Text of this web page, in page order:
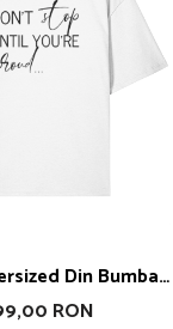
Bumbac
RON